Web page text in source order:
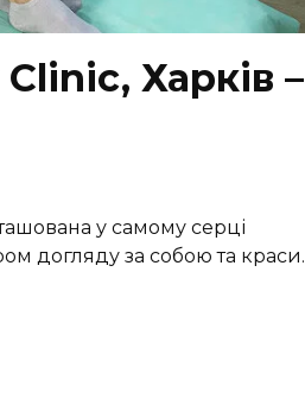
Харків –
у самому серці
догляду за собою та краси.